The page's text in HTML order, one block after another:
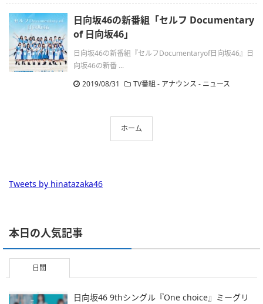
日向坂46の新番組「セルフ Documentary
of 日向坂46」
日向坂46の新番組『セルフDocumentaryof日向坂46』日
向坂46の新番 ...
2019/08/31
TV番組 - アナウンス - ニュース
ホーム
Tweets by hinatazaka46
本日の人気記事
日間
日向坂46 9thシングル『One choice』ミーグリ